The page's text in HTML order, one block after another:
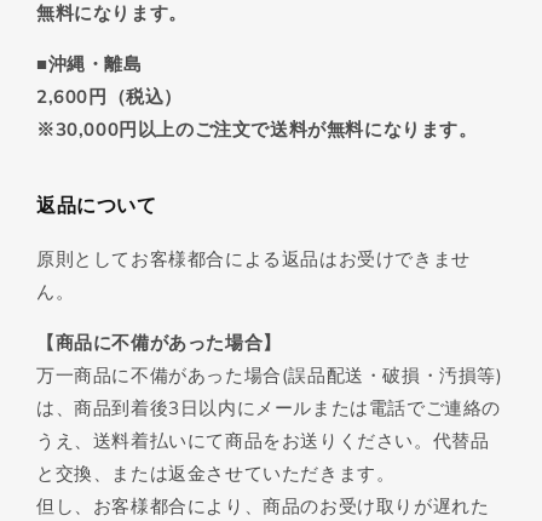
無料になります。
■沖縄・離島
2,600円（税込）
※30,000円以上のご注文で送料が無料になります。
返品について
原則としてお客様都合による返品はお受けできませ
ん。
【商品に不備があった場合】
万一商品に不備があった場合(誤品配送・破損・汚損等)
は、商品到着後3日以内にメールまたは電話でご連絡の
うえ、送料着払いにて商品をお送りください。代替品
と交換、または返金させていただきます。
但し、お客様都合により、商品のお受け取りが遅れた